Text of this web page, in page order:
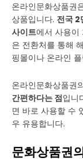
온라인문화상품권
상품입니다. 전국 2
사이트에서 사용이
은 전환처를 통해
핑몰이나 온라인
온라인문화상품권
간편하다는 점입니
면 바로 사용할 수
우 유용합니다.
문화상품권